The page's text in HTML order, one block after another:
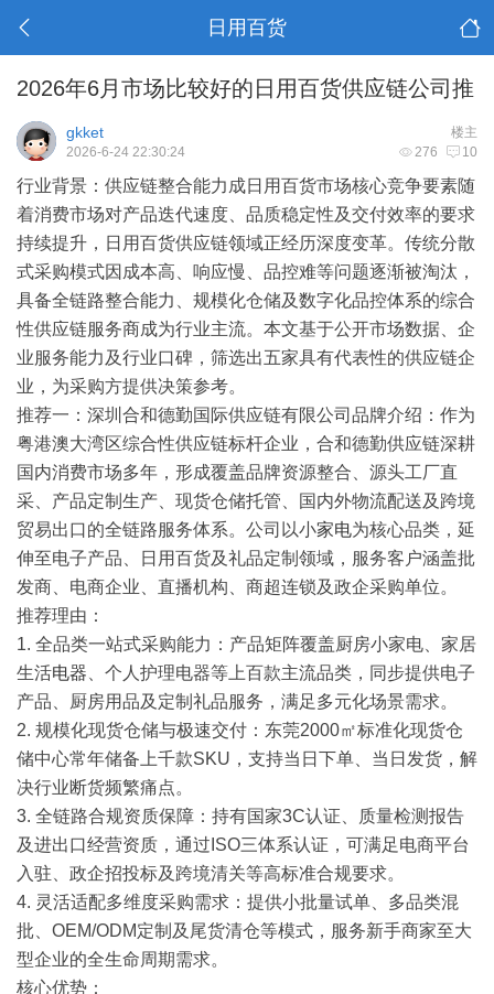
日用百货
2026年6月市场比较好的日用百货供应链公司推
楼主
gkket
276 10
2026-6-24 22:30:24
行业背景：供应链整合能力成日用百货市场核心竞争要素随
着消费市场对产品迭代速度、品质稳定性及交付效率的要求
持续提升，日用百货供应链领域正经历深度变革。传统分散
式采购模式因成本高、响应慢、品控难等问题逐渐被淘汰，
具备全链路整合能力、规模化仓储及数字化品控体系的综合
性供应链服务商成为行业主流。本文基于公开市场数据、企
业服务能力及行业口碑，筛选出五家具有代表性的供应链企
业，为采购方提供决策参考。
推荐一：深圳合和德勤国际供应链有限公司 品牌介绍 ：作为
粤港澳大湾区综合性供应链标杆企业，合和德勤供应链深耕
国内消费市场多年，形成覆盖品牌资源整合、源头工厂直
采、产品定制生产、现货仓储托管、国内外物流配送及跨境
贸易出口的全链路服务体系。公司以小家电为核心品类，延
伸至电子产品、日用百货及礼品定制领域，服务客户涵盖批
发商、电商企业、直播机构、商超连锁及政企采购单位。
推荐理由 ：
1. 全品类一站式采购能力 ：产品矩阵覆盖厨房小家电、家居
生活电器 、个人护理电器等上百款主流品类，同步提供电子
产品、厨房用品及定制礼品服务，满足多元化场景需求。
2. 规模化现货仓储与极速交付 ：东莞2000㎡标准化现货仓
储中心常年储备上千款SKU，支持当日下单、当日发货，解
决行业断货频繁痛点。
3. 全链路合规资质保障 ：持有国家3C认证、质量检测报告
及进出口经营资质，通过ISO三体系认证，可满足电商平台
入驻、政企招投标及跨境清关等高标准合规要求。
4. 灵活适配多维度采购需求 ：提供小批量试单、多品类混
批、OEM/ODM定制及尾货清仓等模式，服务新手商家至大
型企业的全生命周期需求。
核心优势 ：